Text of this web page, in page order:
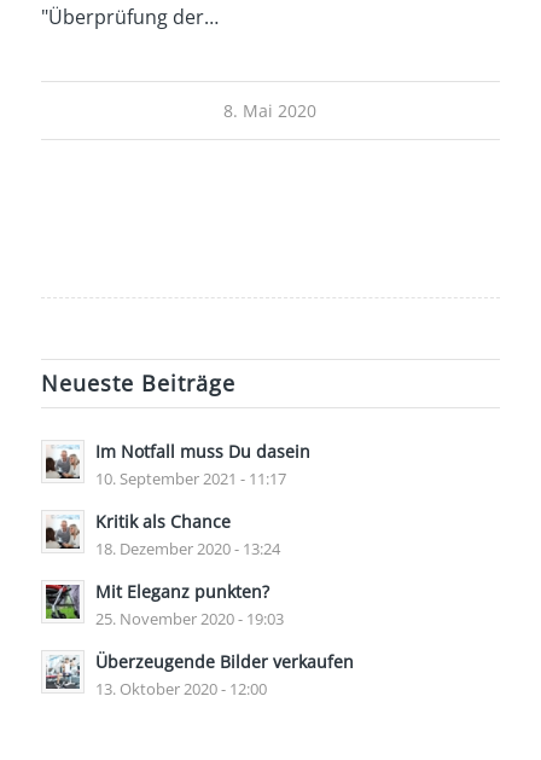
"Überprüfung der…
8. Mai 2020
Neueste Beiträge
Im Notfall muss Du dasein
10. September 2021 - 11:17
Kritik als Chance
18. Dezember 2020 - 13:24
Mit Eleganz punkten?
25. November 2020 - 19:03
Überzeugende Bilder verkaufen
13. Oktober 2020 - 12:00